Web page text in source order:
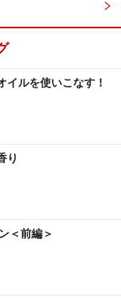
イルを使いこなす！
り
＜前編＞